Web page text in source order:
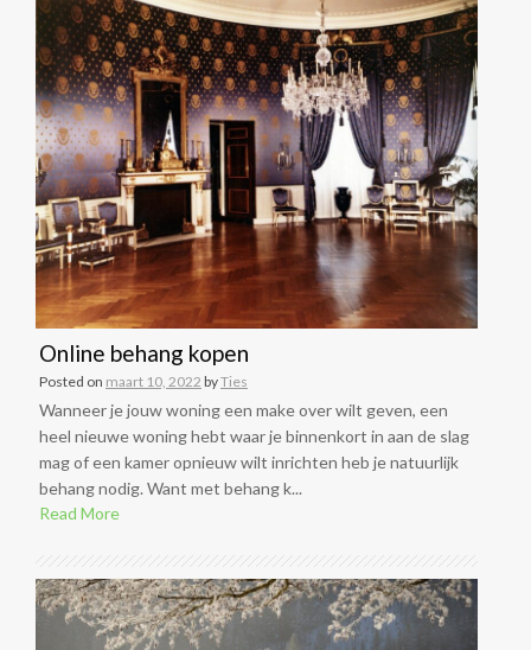
Online behang kopen
Posted on maart 10, 2022 byTies
Wanneer je jouw woning een make over wilt geven, een
heel nieuwe woning hebt waar je binnenkort in aan de slag
mag of een kamer opnieuw wilt inrichten heb je natuurlijk
behang nodig. Want met behang k...
Read More